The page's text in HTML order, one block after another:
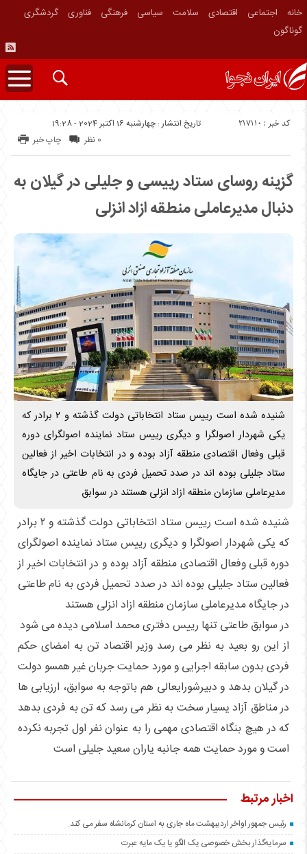
خانه اجتماعی اقتصادی سلامت سیاسی فرهنگی فناوری
گردشگری
گوناگون
تاریخ انتشار : چهارشنبه 16 اکتبر 2024 - 19:28 کد خبر : 217110
چاپ خبر 0 نظر
‎گزینه روسای ستاد رییسی و جلیلی در گیلان به
دنبال مدیرعاملی منطقه ازاد انزلی
‎شنیده شده است رییس ستاد انتخاباتی دولت گذشته و ۲ برادر که
یکی شهردار اصولگرا و دیگری رییس ستاد نماینده اصولگرای دوره
قبلی و‌فعال اقتصادی منطقه آزاد بوده و در انتخابات اخیر از فعالین
ستاد جلیلی بوده اند در صدد تحمیل فردی به نام طاعتی در جایگاه
مدیرعاملی سازمان منطقه ازاد انزلی هستند ‎در سوابق
‎شنیده شده است رییس ستاد انتخاباتی دولت گذشته و ۲ برادر
که یکی شهردار اصولگرا و دیگری رییس ستاد نماینده اصولگرای
دوره قبلی و‌فعال اقتصادی منطقه آزاد بوده و در انتخابات اخیر از
فعالین ستاد جلیلی بوده اند در صدد تحمیل فردی به نام طاعتی
در جایگاه مدیرعاملی سازمان منطقه ازاد انزلی هستند
‎از این رو بعید به نظر می رسد وزیر اقتصاد تن به امضای حکم
فردی بدون سابقه اجرایی و مورد حمایت جربان غیر همسو دولت
در گیلان بدهد و دبیرشورایعالی هم باتوجه به سوابق، ارزیابی ها
در مناطق آزاد یسیار سخت به نظر می رسد که تن به فردی بدهد
که در هیچ بنگاه اقتصادی مهمی را به عنوان نفر اول تجربه نکرده
است و مورد حمایت همه جانبه یاران سعید جلیلی است
اخبار مرتبط
رئیس جمهور اواخر اردیبهشت ماه جاری به استان کرمانشاه سفر می کند.
سرمایه‌گذار بخش خصوصی یک الگو یا یک مایه عبرت